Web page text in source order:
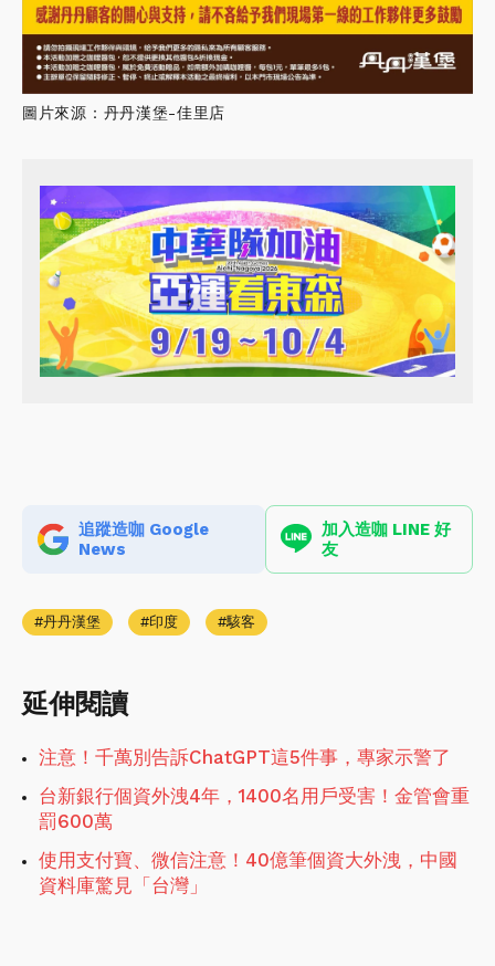
圖片來源：丹丹漢堡-佳里店
追蹤造咖 Google
News
加入造咖 LINE 好
友
丹丹漢堡 印度 駭客
延伸閱讀
注意！千萬別告訴ChatGPT這5件事，專家示警了
台新銀行個資外洩4年，1400名用戶受害！金管會重
罰600萬
使用支付寶、微信注意！40億筆個資大外洩，中國
資料庫驚見「台灣」